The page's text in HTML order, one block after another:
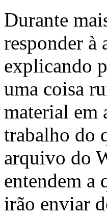
Durante
responder à
explicando
uma coisa
material em
trabalho do
arquivo do
entendem a
irão enviar